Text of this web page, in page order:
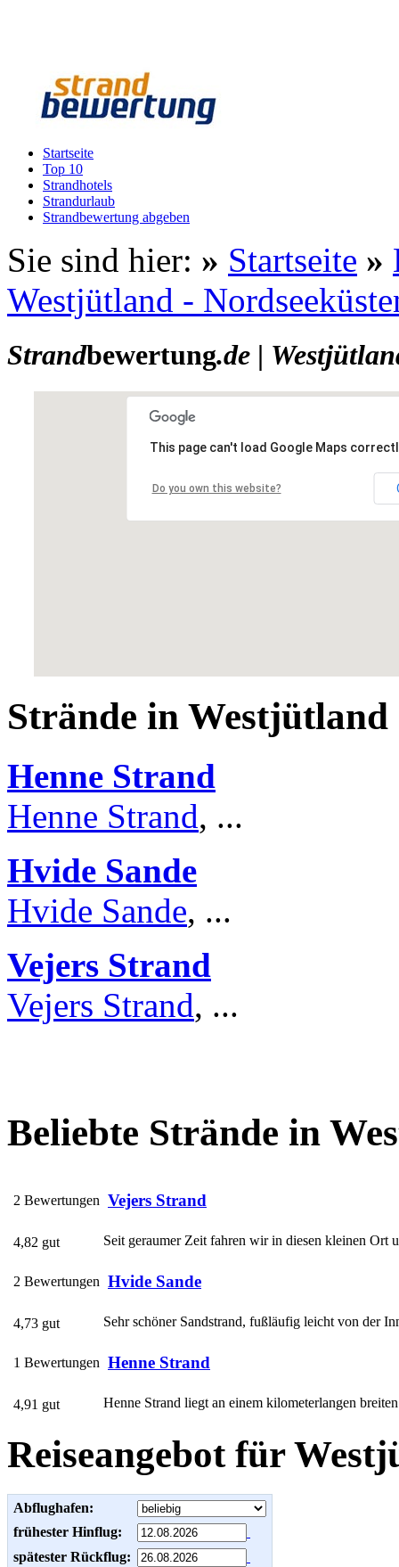
Startseite
Top 10
Strandhotels
Strandurlaub
Strandbewertung abgeben
Sie sind hier: » Startseite »
Westjütland -
Strandbewertung.de |
This page can't load Google Maps
Do you own this website?
Strände in Westjütland
Henne Strand
Henne Strand, ...
Hvide Sande
Hvide Sande, ...
Vejers Strand
Vejers Strand, ...
Beliebte Strände in
2 Bewertungen Vejers Strand
Seit geraumer Zeit fahren wir in diesen kleinen Ort
4,82 gut
2 Bewertungen Hvide Sande
Sehr schöner Sandstrand, fußläufig leicht von der
4,73 gut
1 Bewertungen Henne Strand
Henne Strand liegt an einem kilometerlangen
4,91 gut
Reiseangebot für
Abflughafen:
frühester Hinflug:
spätester Rückflug: